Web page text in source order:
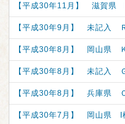
【平成30年11月】 滋賀県
【平成30年9月】 未記入
【平成30年8月】 岡山県
【平成30年8月】 未記入
【平成30年8月】 兵庫県
【平成30年7月】 岡山県 I